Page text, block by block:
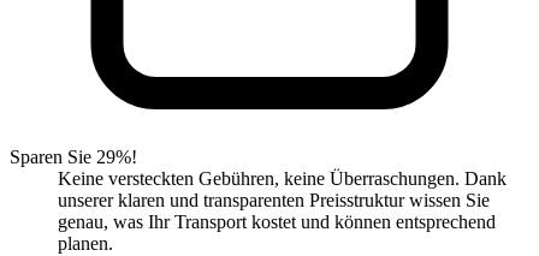
Sparen Sie 29%!
Keine versteckten Gebühren, keine Überraschungen. Dank
unserer klaren und transparenten Preisstruktur wissen Sie
genau, was Ihr Transport kostet und können entsprechend
planen.